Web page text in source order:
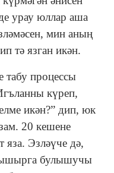
урау юллар аша
мин аның
тә язган икән.
табу процессы
күреп,
икән?” дип, юк
20 кешене
яза. Эзләүче дә,
булышучы